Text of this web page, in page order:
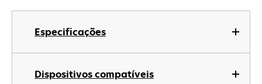
Especificações
Dispositivos compatíveis